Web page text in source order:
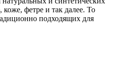
фетре и так далее. То
подходящих для